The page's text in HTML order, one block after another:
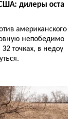
США: дилеры оста
американского
непобедимо
точках, в недоу